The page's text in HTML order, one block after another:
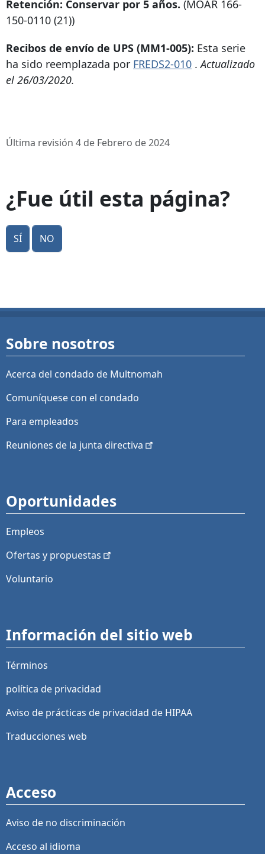
Retención: Conservar por 5 años. (MOAR 166-
150-0110 (21))
Recibos de envío de UPS (MM1-005): Esta serie
ha sido reemplazada por FREDS2-010 .Actualizado
el 26/03/2020.
Última revisión 4 de Febrero de 2024
¿Fue útil esta página?
Sí No
Sobre nosotros
Acerca del condado de Multnomah
Comuníquese con el condado
Para empleados
Reuniones de la junta directiva
Oportunidades
Empleos
Ofertas y propuestas
Voluntario
Información del sitio web
Términos
política de privacidad
Aviso de prácticas de privacidad de HIPAA
Traducciones web
Acceso
Aviso de no discriminación
Acceso al idioma